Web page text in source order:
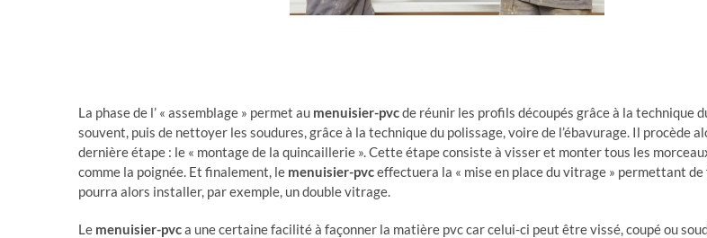
La phase de l’ « assemblage » permet au menuisier-pvcde réunir les profils découpés grâce à la technique
souvent, puis de nettoyer les soudures, grâce à la technique du polissage, voire de l’ébavurage. Il procède
dernière étape : le « montage de la quincaillerie ». Cette étape consiste à visser et monter tous les
comme la poignée. Et finalement, le menuisier-pvceffectuera la « mise en place du vitrage » permettant de
pourra alors installer, par exemple, un double vitrage.
Le menuisier-pvca une certaine facilité à façonner la matière pvc car celui-ci peut être vissé, coupé ou